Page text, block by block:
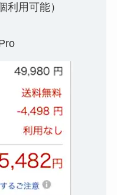
利用可能）